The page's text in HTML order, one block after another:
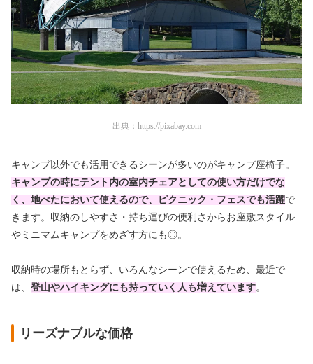
出典： https://pixabay.com
キャンプ以外でも活用できるシーンが多いのがキャンプ座椅子。
キャンプの時にテント内の室内チェアとしての使い方だけでな
く、 地べたにおいて使えるので、 ピクニック・フェスでも活躍で
きます。収納のしやすさ・持ち運びの便利さからお座敷スタイル
やミニマムキャンプをめざす方にも◎。
収納時の場所もとらず、いろんなシーンで使えるため、最近で
は、 登山やハイキングにも持っていく人も増えています。
リーズナブルな価格